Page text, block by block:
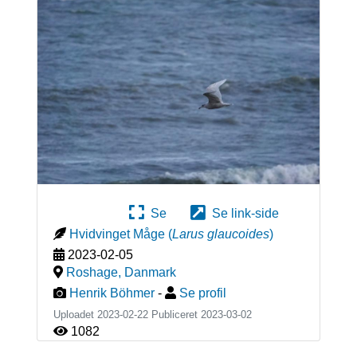
Se
Se link-side
Hvidvinget Måge (Larus glaucoides)
2023-02-05
Roshage, Danmark
Henrik Böhmer - Se profil
Uploadet 2023-02-22 Publiceret 2023-03-02
1082